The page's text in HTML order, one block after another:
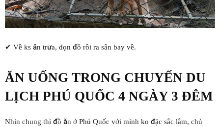
✔ Về ks ăn trưa, dọn đồ rồi ra sân bay về.
ĂN UỐNG TRONG CHUYẾN DU
LỊCH PHÚ QUỐC 4 NGÀY 3 ĐÊM
Nhìn chung thì đồ ăn ở Phú Quốc với mình ko đặc sắc lắm, chủ